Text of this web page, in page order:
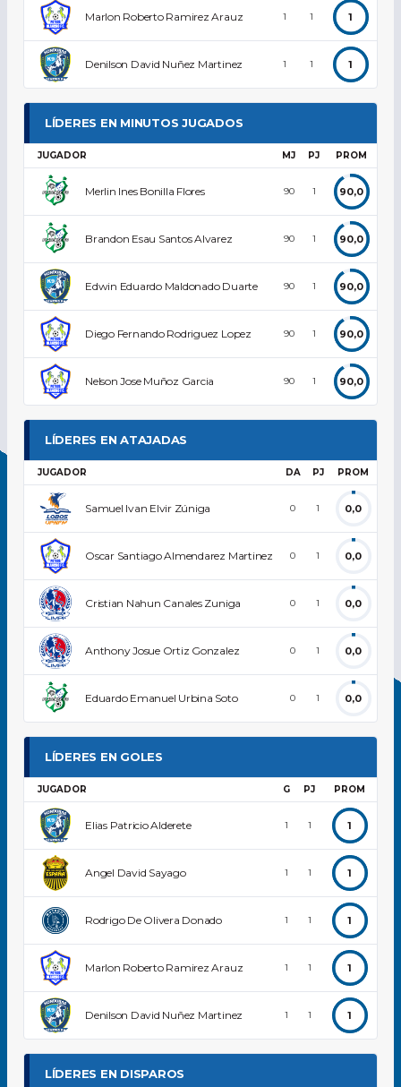
Marlon Roberto Ramirez Arauz 1 1 1
Denilson David Nuñez Martinez 1 1 1
LÍDERES EN MINUTOS JUGADOS
JUGADOR MJ PJ PROM
Merlin Ines Bonilla Flores 90 1 90,0
Brandon Esau Santos Alvarez 90 1 90,0
Edwin Eduardo Maldonado Duarte 90 1 90,0
Diego Fernando Rodriguez Lopez 90 1 90,0
Nelson Jose Muñoz Garcia 90 1 90,0
LÍDERES EN ATAJADAS
JUGADOR DA PJ PROM
Samuel Ivan Elvir Zúniga 0 1 0,0
Oscar Santiago Almendarez Martinez 0 1 0,0
Cristian Nahun Canales Zuniga 0 1 0,0
Anthony Josue Ortiz Gonzalez 0 1 0,0
Eduardo Emanuel Urbina Soto 0 1 0,0
LÍDERES EN GOLES
JUGADOR G PJ PROM
Elias Patricio Alderete 1 1 1
Angel David Sayago 1 1 1
Rodrigo De Olivera Donado 1 1 1
Marlon Roberto Ramirez Arauz 1 1 1
Denilson David Nuñez Martinez 1 1 1
LÍDERES EN DISPAROS